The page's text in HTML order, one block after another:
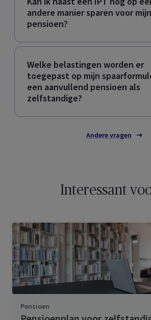
andere manier sparen voor mijn
pensioen?
Welke belastingen worden er
toegepast op mijn
een aanvullend pensioen als
zelfstandige?
Andere vragen
Interessant
Pensioen